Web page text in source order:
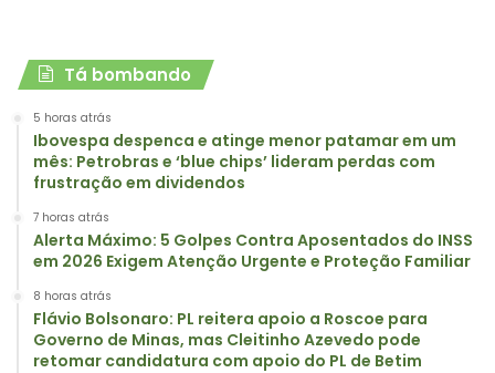
Tá bombando
5 horas atrás
Ibovespa despenca e atinge menor patamar em um
mês: Petrobras e ‘blue chips’ lideram perdas com
frustração em dividendos
7 horas atrás
Alerta Máximo: 5 Golpes Contra Aposentados do INSS
em 2026 Exigem Atenção Urgente e Proteção Familiar
8 horas atrás
Flávio Bolsonaro: PL reitera apoio a Roscoe para
Governo de Minas, mas Cleitinho Azevedo pode
retomar candidatura com apoio do PL de Betim